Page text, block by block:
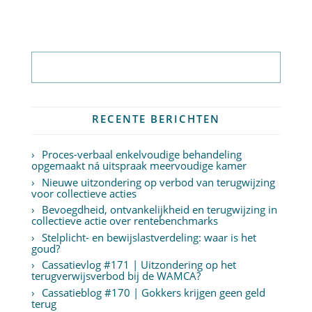
RECENTE BERICHTEN
Proces-verbaal enkelvoudige behandeling
opgemaakt ná uitspraak meervoudige kamer
Nieuwe uitzondering op verbod van terugwijzing
voor collectieve acties
Bevoegdheid, ontvankelijkheid en terugwijzing in
collectieve actie over rentebenchmarks
Stelplicht- en bewijslastverdeling: waar is het
goud?
Cassatievlog #171 | Uitzondering op het
terugverwijsverbod bij de WAMCA?
Cassatieblog #170 | Gokkers krijgen geen geld
terug